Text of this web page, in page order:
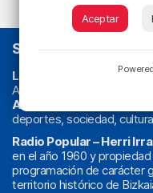
SOBRE NOSOTROS
La radio sin cadenas.
Actualidad y
Athletic
deportes, sociedad,
Radio Popular – Herri
en el año 1960 y
programación de carácter
territorio histórico de
Aceptar